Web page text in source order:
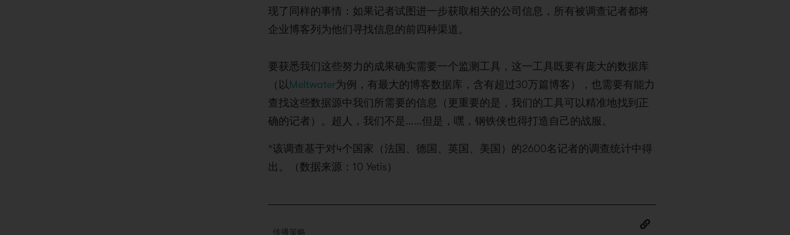
现了同样的事情：如果记者试图进一步获取相关的公司信息，所有被调查记者都将
企业博客列为他们寻找信息的前四种渠道。
要获悉我们这些努力的成果确实需要一个监测工具，这一工具既要有庞大的数据库
（以 Meltwater为例，有最大的博客数据库，含有超过30万篇博客），也需要有能力
查找这些数据源中我们所需要的信息（更重要的是，我们的工具可以精准地找到正
确的记者）。超人，我们不是……但是，嘿，钢铁侠也得打造自己的战服。
*该调查基于对4个国家（法国、德国、英国、美国）的2600名记者的调查统计中得
出。（数据来源：10 Yetis）
传播策略